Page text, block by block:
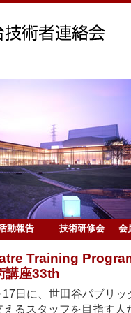
動報告 技術研修会 会
Training
座33th
日に、世田谷パブリ
えるスタッフを目指す人